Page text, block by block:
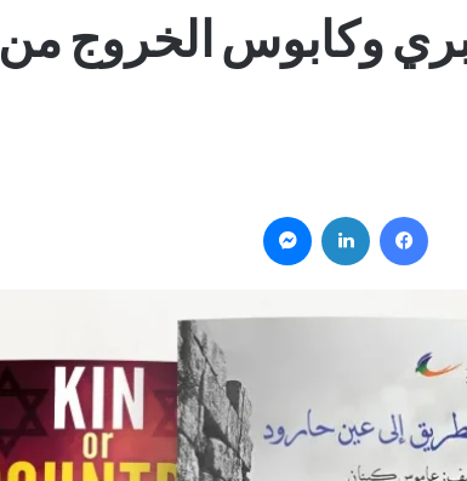
وكابوس الخروج من
فيسبوك لينكدإن